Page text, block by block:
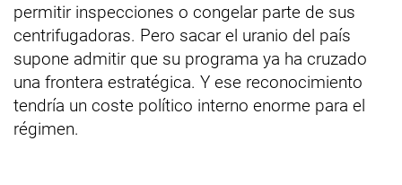
permitir inspecciones o congelar parte de sus
centrifugadoras. Pero sacar el uranio del país
supone admitir que su programa ya ha cruzado
una frontera estratégica. Y ese reconocimiento
tendría un coste político interno enorme para el
régimen.